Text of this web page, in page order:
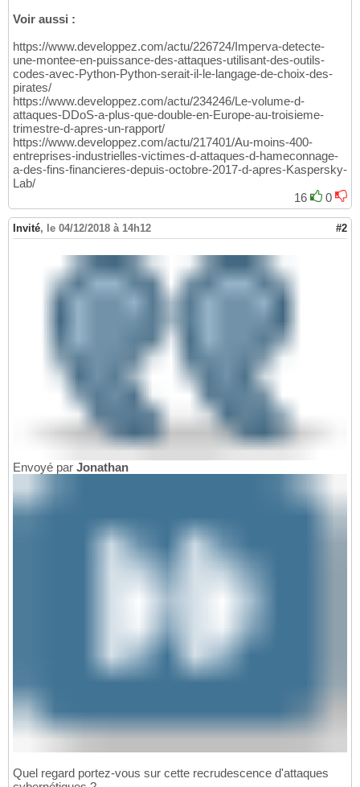
Voir aussi :
https://www.developpez.com/actu/226724/Imperva-detecte-
une-montee-en-puissance-des-attaques-utilisant-des-outils-
codes-avec-Python-Python-serait-il-le-langage-de-choix-des-
pirates/
https://www.developpez.com/actu/234246/Le-volume-d-
attaques-DDoS-a-plus-que-double-en-Europe-au-troisieme-
trimestre-d-apres-un-rapport/
https://www.developpez.com/actu/217401/Au-moins-400-
entreprises-industrielles-victimes-d-attaques-d-hameconnage-
a-des-fins-financieres-depuis-octobre-2017-d-apres-Kaspersky-
Lab/
16
0
Invité, le 04/12/2018 à 14h12 #2
Envoyé par Jonathan
Quel regard portez-vous sur cette recrudescence d'attaques